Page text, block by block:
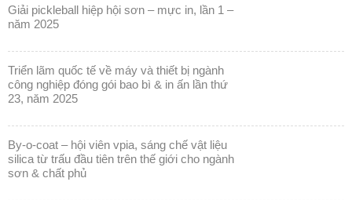
giải pickleball hiệp hội sơn – mực in, lần 1 –
năm 2025
triển lãm quốc tế về máy và thiết bị ngành
công nghiệp đóng gói bao bì & in ấn lần thứ
23, năm 2025
by-o-coat – hội viên vpia, sáng chế vật liệu
silica từ trấu đầu tiên trên thế giới cho ngành
sơn & chất phủ